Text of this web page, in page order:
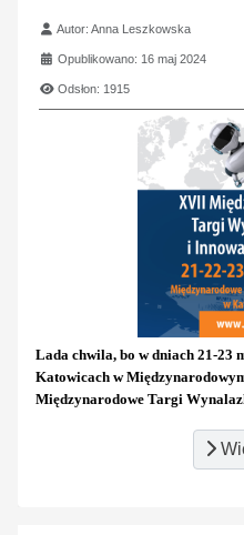
Szczegóły
Autor:Anna Leszkowska
Opublikowano: 16 maj 2024
Odsłon: 1915
Lada chwila, bo w dniach 21-23
Katowicach w
Międzynarodowe Targi